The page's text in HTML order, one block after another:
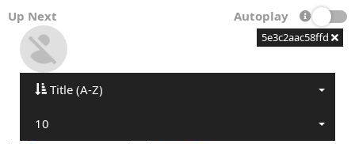
Up Next Autoplay
5e3c2aac58ffd
Title (A-Z)
10